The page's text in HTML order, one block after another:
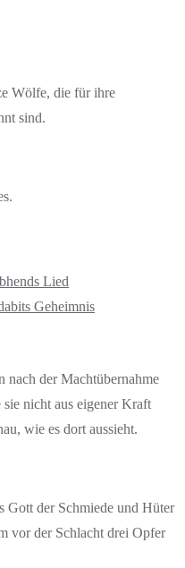
Lied
Geheimnis
Wölfe, die für ihre
sind.
bekannt für Güter aus
nach der Machtübernahme
nicht aus eigener Kraft
wie es dort aussieht.
Gott der Schmiede und Hüter
vor der Schlacht drei Opfer